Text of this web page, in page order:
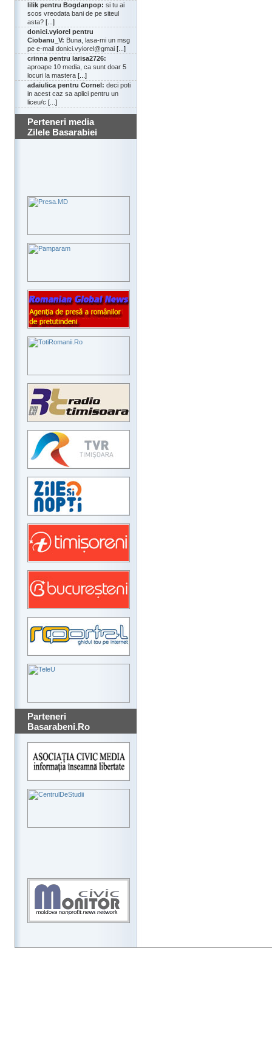
lilik pentru Bogdanpop: si tu ai
scos vreodata bani de pe siteul
asta? [...]
donici.vyiorel pentru
Ciobanu_V: Buna, lasa-mi un msg
pe e-mail donici.vyiorel@gmai [...]
crinna pentru larisa2726:
aproape 10 media, ca sunt doar 5
locuri la mastera [...]
adaiulica pentru Cornel: deci poti
in acest caz sa aplici pentru un
liceu/c [...]
Perteneri media
Zilele Basarabiei
Parteneri
Basarabeni.Ro